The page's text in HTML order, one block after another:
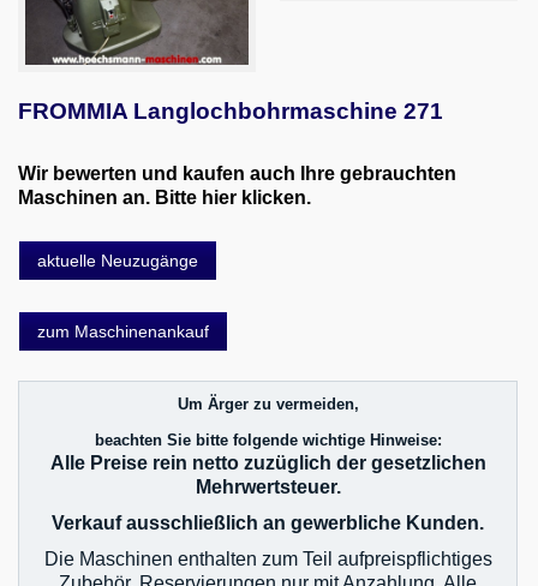
FROMMIA Langlochbohrmaschine 271
Wir bewerten und kaufen auch Ihre gebrauchten
Maschinen an. Bitte hier klicken.
aktuelle Neuzugänge
zum Maschinenankauf
Um Ärger zu vermeiden,
beachten Sie bitte folgende wichtige Hinweise:
Alle Preise rein netto zuzüglich der gesetzlichen
Mehrwertsteuer.
Verkauf ausschließlich an gewerbliche Kunden.
Die Maschinen enthalten zum Teil aufpreispflichtiges